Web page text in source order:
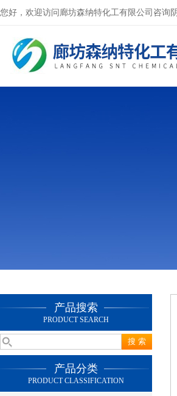
您好，欢迎访问廊坊森纳特化工有限公司咨询
产品搜索
PRODUCT SEARCH
产品分类
PRODUCT CLASSIFICATION